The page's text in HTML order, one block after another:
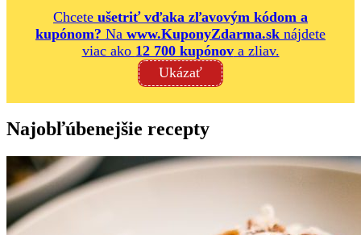
Chcete ušetriť vďaka zľavovým kódom a
kupónom? Na www.KuponyZdarma.sk nájdete
viac ako 12 700 kupónova zliav.
Ukázať
Najobľúbenejšie recepty